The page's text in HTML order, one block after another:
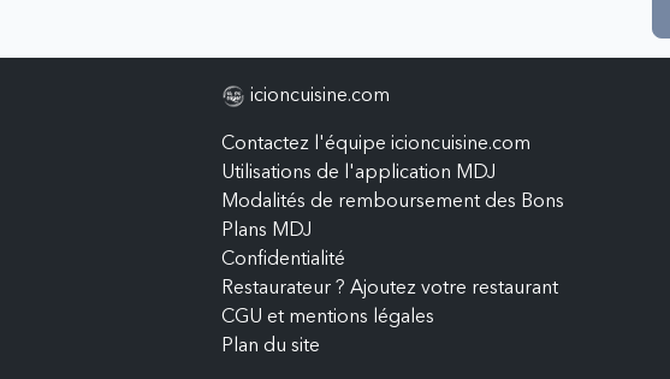
icioncuisine.com
Contactez l'équipe icioncuisine.com
Utilisations de l'application MDJ
Modalités de remboursement des Bons
Plans MDJ
Confidentialité
Restaurateur ? Ajoutez votre restaurant
CGU et mentions légales
Plan du site